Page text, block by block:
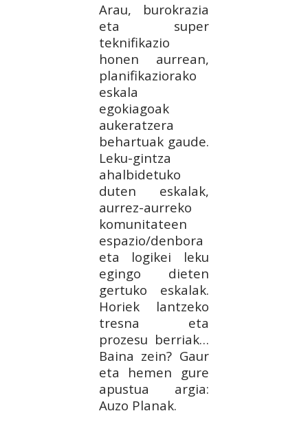
Arau, burokrazia
eta super
teknifikazio
honen aurrean,
planifikaziorako
eskala
egokiagoak
aukeratzera
behartuak gaude.
Leku-gintza
ahalbidetuko
duten eskalak,
aurrez-aurreko
komunitateen
espazio/denbora
eta logikei leku
egingo dieten
gertuko eskalak.
Horiek lantzeko
tresna eta
prozesu berriak…
Baina zein? Gaur
eta hemen gure
apustua argia:
Auzo Planak.